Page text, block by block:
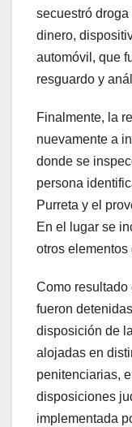
secuestró
dinero,
automóvil, que
resguardo y
Finalmente, la
nuevamente a
donde se
persona
Purreta y el
En el lugar se
otros
Como resultado
fueron
disposición de
alojadas en
penitenciarias,
disposiciones
implementada